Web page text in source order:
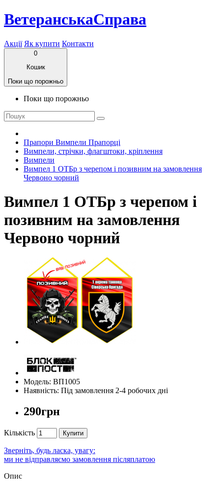
ВетеранськаСправа
Акції Як купити Контакти
0
Кошик
Поки що порожньо
Поки що порожньо
Прапори Вимпели Прапорці
Вимпели, стрічки, флагштоки, кріплення
Вимпели
Вимпел 1 ОТБр з черепом і позивним на замовлення
Червоно чорний
Вимпел 1 ОТБр з черепом і
позивним на замовлення
Червоно чорний
Модель: ВП1005
Наявність: Під замовлення 2-4 робочих дні
290грн
Кількість Купити
Зверніть, будь ласка, увагу:
ми не відправляємо замовлення післяплатою
Опис